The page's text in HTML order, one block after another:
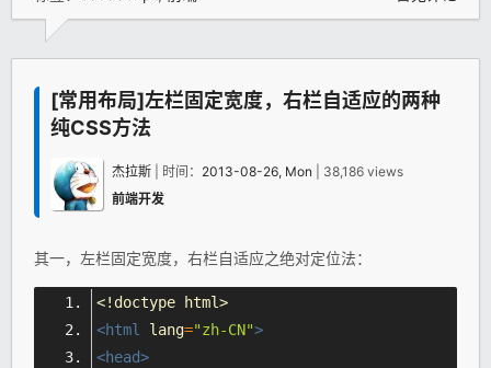
[常用布局]左栏固定宽度，右栏自适应的两种
纯CSS方法
杰拉斯 | 时间： 2013-08-26, Mon | 38,186 views
前端开发
其一，左栏固定宽度，右栏自适应之绝对定位法：
<!doctype html>
<html lang="zh-CN">
<head>